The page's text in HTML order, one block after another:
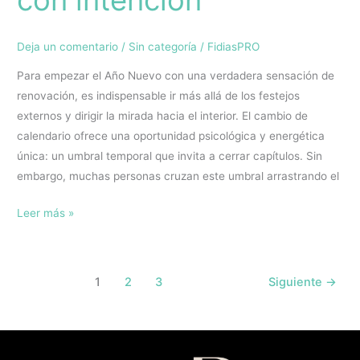
Deja un comentario / Sin categoría / FidiasPRO
Para empezar el Año Nuevo con una verdadera sensación de
renovación, es indispensable ir más allá de los festejos
externos y dirigir la mirada hacia el interior. El cambio de
calendario ofrece una oportunidad psicológica y energética
única: un umbral temporal que invita a cerrar capítulos. Sin
embargo, muchas personas cruzan este umbral arrastrando el
Leer más »
1 2 3 Siguiente →